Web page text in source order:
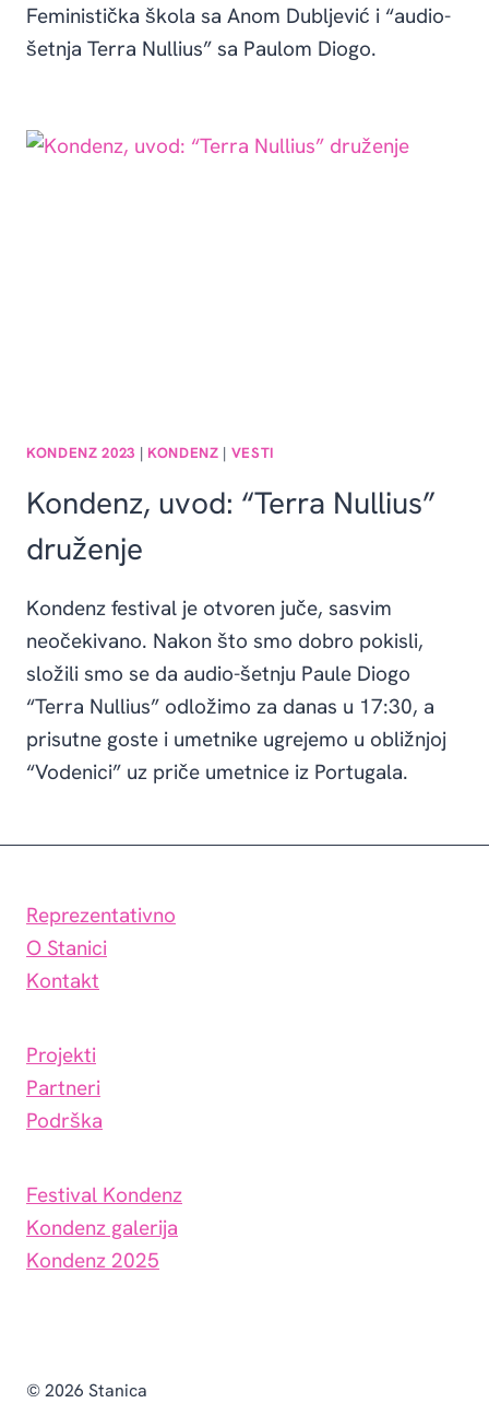
Feministička škola sa Anom Dubljević i “audio-
šetnja Terra Nullius” sa Paulom Diogo.
KONDENZ 2023 KONDENZ VESTI
Kondenz, uvod: “Terra Nullius”
druženje
Kondenz festival je otvoren juče, sasvim
neočekivano. Nakon što smo dobro pokisli,
složili smo se da audio-šetnju Paule Diogo
“Terra Nullius” odložimo za danas u 17:30, a
prisutne goste i umetnike ugrejemo u obližnjoj
“Vodenici” uz priče umetnice iz Portugala.
Reprezentativno
O Stanici
Kontakt
Projekti
Partneri
Podrška
Festival Kondenz
Kondenz galerija
Kondenz 2025
© 2026 Stanica